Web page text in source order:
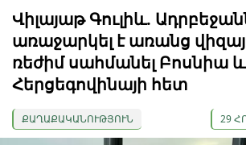
Վիլայաթ Գուլիև.
առաջարկել է առանց
ռեժիմ սահմանել Բոսնիա և
Հերցեգովինայի հետ
ՔԱՂԱՔԱԿԱՆՈՒԹՅՈՒՆ 29